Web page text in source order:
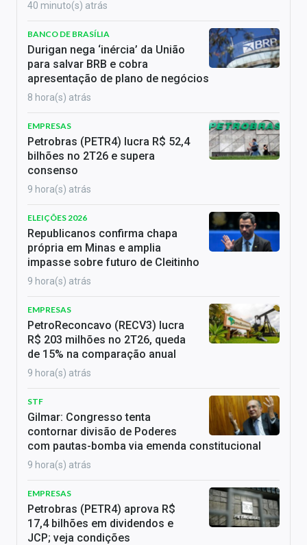
40 minuto(s) atrás
BANCO DE BRASÍLIA
Durigan nega ‘inércia’ da União
para salvar BRB e cobra
apresentação de plano de negócios
8 hora(s) atrás
EMPRESAS
Petrobras (PETR4) lucra R$ 52,4
bilhões no 2T26 e supera
consenso
9 hora(s) atrás
ELEIÇÕES 2026
Republicanos confirma chapa
própria em Minas e amplia
impasse sobre futuro de Cleitinho
9 hora(s) atrás
EMPRESAS
PetroReconcavo (RECV3) lucra
R$ 203 milhões no 2T26, queda
de 15% na comparação anual
9 hora(s) atrás
STF
Gilmar: Congresso tenta
contornar divisão de Poderes
com pautas-bomba via emenda constitucional
9 hora(s) atrás
EMPRESAS
Petrobras (PETR4) aprova R$
17,4 bilhões em dividendos e
JCP; veja condições